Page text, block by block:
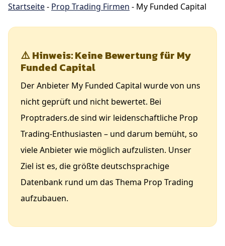
Startseite- Prop Trading Firmen - My Funded Capital
⚠️ Hinweis: Keine Bewertung für My
Funded Capital
Der Anbieter My Funded Capital wurde von uns
nicht geprüft und nicht bewertet. Bei
Proptraders.de sind wir leidenschaftliche Prop
Trading-Enthusiasten – und darum bemüht, so
viele Anbieter wie möglich aufzulisten. Unser
Ziel ist es, die größte deutschsprachige
Datenbank rund um das Thema Prop Trading
aufzubauen.